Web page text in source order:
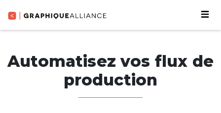
Automatisez vos flux de
production